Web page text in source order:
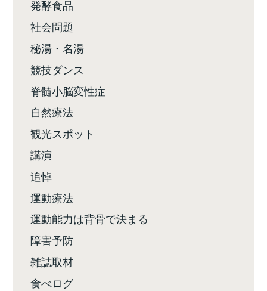
発酵食品
社会問題
秘湯・名湯
競技ダンス
脊髄小脳変性症
自然療法
観光スポット
講演
追悼
運動療法
運動能力は背骨で決まる
障害予防
雑誌取材
食べログ